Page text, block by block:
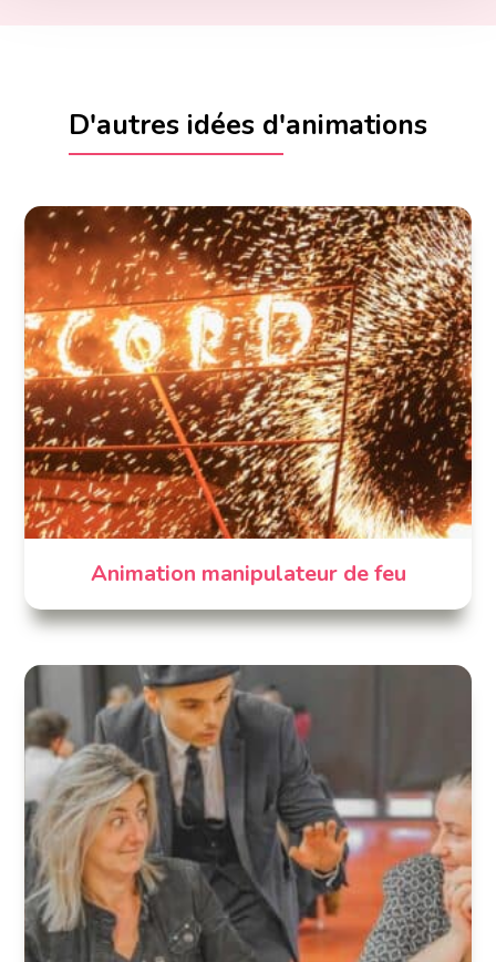
D'autres idées d'animations
Animation manipulateur de feu